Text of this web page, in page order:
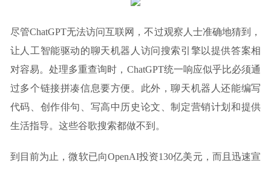
尽管ChatGPT无法访问互联网，不过观察人士准确地猜到，
让人工智能驱动的聊天机器人访问搜索引擎以提供答案相
对容易。处理多重查询时，ChatGPT统一响应似乎比必须通
过多个链接拼凑信息要方便。此外，聊天机器人还能编写
代码、创作俳句、写高中历史论文、制定营销计划和提供
生活指导。这些谷歌搜索都做不到。
到目前为止，微软已向OpenAI投资130亿美元，而且迅速宣